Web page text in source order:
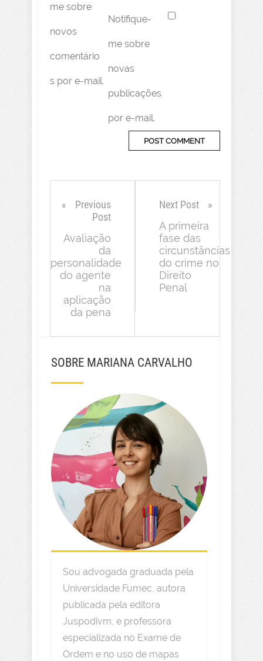
me sobre
novos
comentário
s por e-mail.
Notifique-
me sobre
novas
publicações
por e-mail.
Previous
Post
Avaliação
da
personalidade
do agente
na
aplicação
da pena
Next Post
A primeira
fase das
circunstâncias
do crime no
Direito
Penal
SOBRE MARIANA CARVALHO
Sou advogada graduada pela
Universidade Fumec, autora
publicada pela editora
Juspodivm, e professora
especializada no Exame de
Ordem e no uso de mapas